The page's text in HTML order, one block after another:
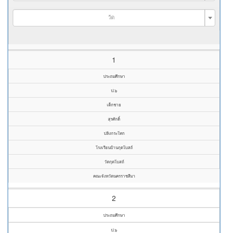
วัด
1
ประถมศึกษา
ป.๖
เด็กชาย
สุรศักดิ์
ปลิงกระโทก
โรงเรียนบ้านกุดโบสถ์
วัดกุดโบสถ์
คณะจังหวัดนครราชสีมา
2
ประถมศึกษา
ป.๖